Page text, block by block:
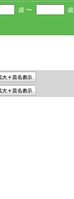
歳 〜 歳